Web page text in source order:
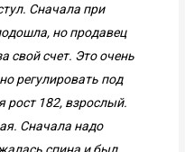
Сначала при
но продавец
свой счет. Это очень
регулировать под
рост 182, взрослый.
Сначала надо